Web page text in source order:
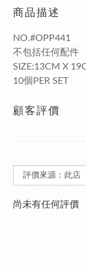
商品描述
NO.#OPP441
不包括任何配件
SIZE:13CM X
10個PER SET
顧客評價
尚未有任何評價